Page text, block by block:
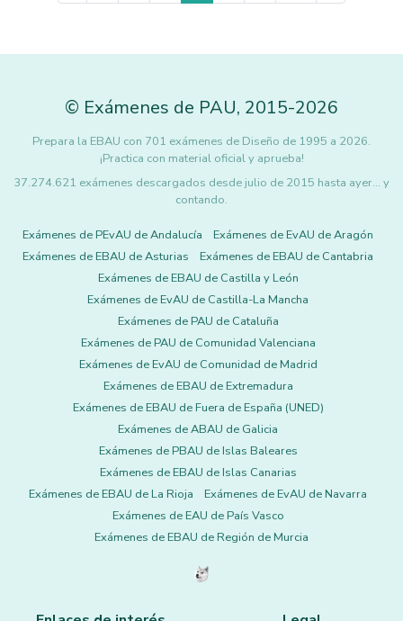
© Exámenes de PAU, 2015-2026
Prepara la EBAU con 701 exámenes de Diseño de 1995 a 2026.
¡Practica con material oficial y aprueba!
37.274.621 exámenes descargados desde julio de 2015 hasta ayer... y
contando.
Exámenes de PEvAU de Andalucía
Exámenes de EvAU de Aragón
Exámenes de EBAU de Asturias
Exámenes de EBAU de Cantabria
Exámenes de EBAU de Castilla y León
Exámenes de EvAU de Castilla-La Mancha
Exámenes de PAU de Cataluña
Exámenes de PAU de Comunidad Valenciana
Exámenes de EvAU de Comunidad de Madrid
Exámenes de EBAU de Extremadura
Exámenes de EBAU de Fuera de España (UNED)
Exámenes de ABAU de Galicia
Exámenes de PBAU de Islas Baleares
Exámenes de EBAU de Islas Canarias
Exámenes de EBAU de La Rioja
Exámenes de EvAU de Navarra
Exámenes de EAU de País Vasco
Exámenes de EBAU de Región de Murcia